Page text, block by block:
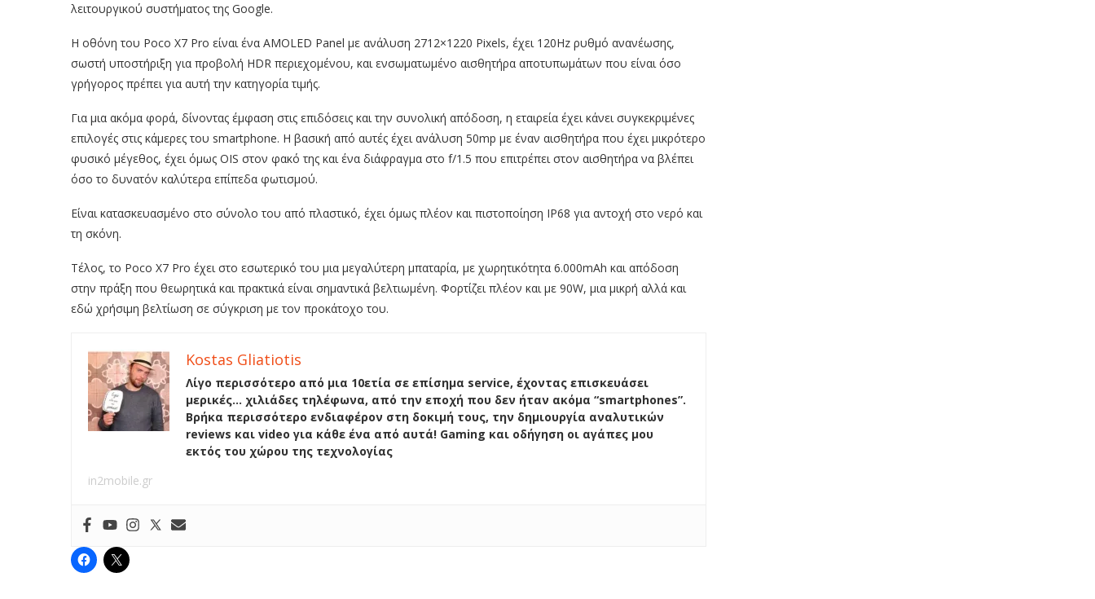
λειτουργικού συστήματος της Google.
Η οθόνη του Poco X7 Pro είναι ένα AMOLED Panel με ανάλυση 2712×1220 Pixels, έχει 120Hz ρυθμό ανανέωσης,
σωστή υποστήριξη για προβολή HDR περιεχομένου, και ενσωματωμένο αισθητήρα αποτυπωμάτων που είναι όσο
γρήγορος πρέπει για αυτή την κατηγορία τιμής.
Για μια ακόμα φορά, δίνοντας έμφαση στις επιδόσεις και την συνολική απόδοση, η εταιρεία έχει κάνει συγκεκριμένες
επιλογές στις κάμερες του smartphone. Η βασική από αυτές έχει ανάλυση 50mp με έναν αισθητήρα που έχει μικρότερο
φυσικό μέγεθος, έχει όμως OIS στον φακό της και ένα διάφραγμα στο f/1.5 που επιτρέπει στον αισθητήρα να βλέπει
όσο το δυνατόν καλύτερα επίπεδα φωτισμού.
Είναι κατασκευασμένο στο σύνολο του από πλαστικό, έχει όμως πλέον και πιστοποίηση ΙΡ68 για αντοχή στο νερό και
τη σκόνη.
Τέλος, το Poco X7 Pro έχει στο εσωτερικό του μια μεγαλύτερη μπαταρία, με χωρητικότητα 6.000mAh και απόδοση
στην πράξη που θεωρητικά και πρακτικά είναι σημαντικά βελτιωμένη. Φορτίζει πλέον και με 90W, μια μικρή αλλά και
εδώ χρήσιμη βελτίωση σε σύγκριση με τον προκάτοχο του.
Kostas Gliatiotis
Λίγο περισσότερο από μια 10ετία σε επίσημα service, έχοντας επισκευάσει
μερικές… χιλιάδες τηλέφωνα, από την εποχή που δεν ήταν ακόμα “smartphones”.
Βρήκα περισσότερο ενδιαφέρον στη δοκιμή τους, την δημιουργία αναλυτικών
reviews και video για κάθε ένα από αυτά! Gaming και οδήγηση οι αγάπες μου
εκτός του χώρου της τεχνολογίας
in2mobile.gr